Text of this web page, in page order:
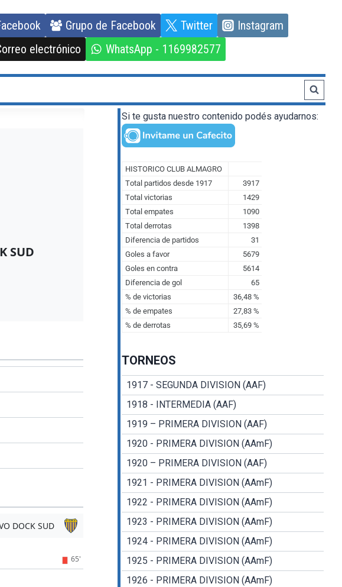
Grupo de Facebook Twitter
Instagram
electrónico
WhatsApp - 1169982577
SUD
DOCK SUD
65'
Si te gusta nuestro contenido podés ayudarnos:
TORNEOS
1917 - SEGUNDA DIVISION (AAF)
1918 - INTERMEDIA (AAF)
1919 – PRIMERA DIVISION (AAF)
1920 - PRIMERA DIVISION (AAmF)
1920 – PRIMERA DIVISION (AAF)
1921 - PRIMERA DIVISION (AAmF)
1922 - PRIMERA DIVISION (AAmF)
1923 - PRIMERA DIVISION (AAmF)
1924 - PRIMERA DIVISION (AAmF)
1925 - PRIMERA DIVISION (AAmF)
1926 - PRIMERA DIVISION (AAmF)